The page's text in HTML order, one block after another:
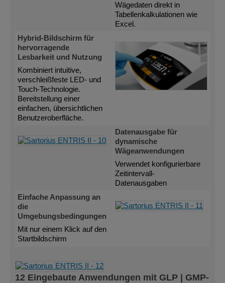
Wägedaten direkt in
Tabellenkalkulationen wie
Excel.
Hybrid-Bildschirm für
hervorragende
Lesbarkeit und Nutzung
Kombiniert intuitive,
verschleißfeste LED- und
Touch-Technologie.
Bereitstellung einer
einfachen, übersichtlichen
Benutzeroberfläche.
Datenausgabe für
dynamische
Wägeanwendungen
Verwendet konfigurierbare
Zeitintervall-
Datenausgaben
Einfache Anpassung an
die
Umgebungsbedingungen
Mit nur einem Klick auf den
Startbildschirm
12 Eingebaute Anwendungen mit GLP | GMP-